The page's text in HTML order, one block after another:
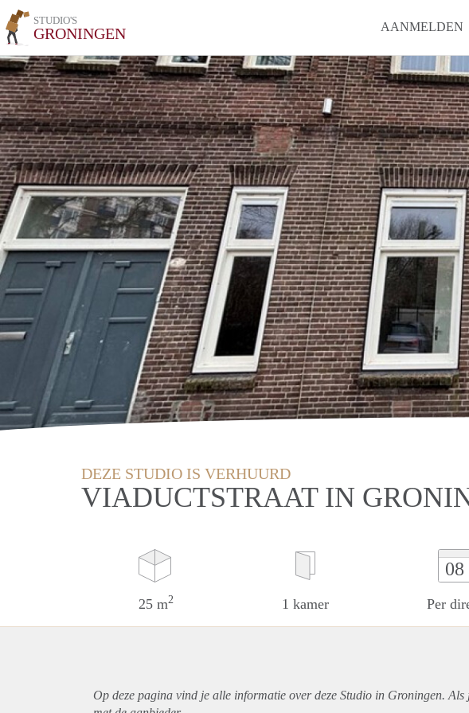
STUDIO'S
GRONINGEN AANMELDEN
DEZE STUDIO IS VERHUURD
VIADUCTSTRAAT IN
25 m2 1 kamer
08
Per
Op deze pagina vind je alle informatie over deze Studio in Groningen.